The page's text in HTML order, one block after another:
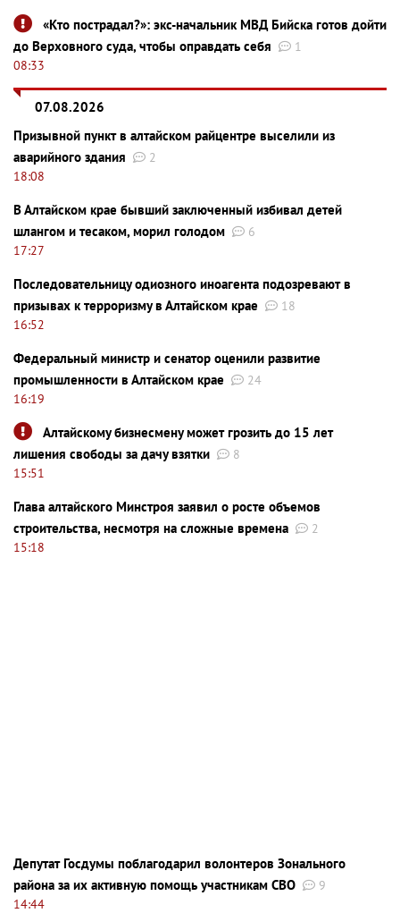
«Кто пострадал?»: экс-начальник МВД Бийска готов дойти
до Верховного суда, чтобы оправдать себя
1
08:33
07.08.2026
Призывной пункт в алтайском райцентре выселили из
аварийного здания
2
18:08
В Алтайском крае бывший заключенный избивал детей
шлангом и тесаком, морил голодом
6
17:27
Последовательницу одиозного иноагента подозревают в
призывах к терроризму в Алтайском крае
18
16:52
Федеральный министр и сенатор оценили развитие
промышленности в Алтайском крае
24
16:19
Алтайскому бизнесмену может грозить до 15 лет
лишения свободы за дачу взятки
8
15:51
Глава алтайского Минстроя заявил о росте объемов
строительства, несмотря на сложные времена
2
15:18
Депутат Госдумы поблагодарил волонтеров Зонального
района за их активную помощь участникам СВО
9
14:44